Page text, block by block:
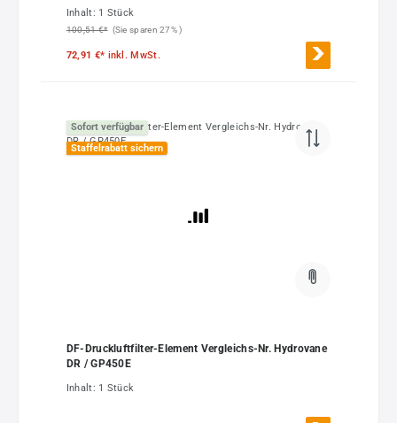
Inhalt: 1 Stück
100,51 €* (Sie sparen 27% )
72,91 €* inkl. MwSt.
Sofort verfügbar
Staffelrabatt sichern
DF-Druckluftfilter-Element Vergleichs-Nr. Hydrovane
DR / GP450E
Inhalt: 1 Stück